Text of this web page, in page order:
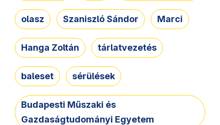
olasz Szaniszló Sándor Marci
Hanga Zoltán tárlatvezetés
baleset sérülések
Budapesti Műszaki és
Gazdaságtudományi Egyetem